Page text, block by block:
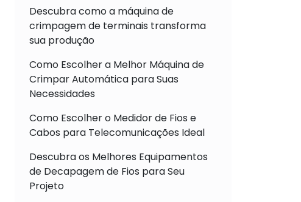
Descubra como a máquina de
crimpagem de terminais transforma
sua produção
Como Escolher a Melhor Máquina de
Crimpar Automática para Suas
Necessidades
Como Escolher o Medidor de Fios e
Cabos para Telecomunicações Ideal
Descubra os Melhores Equipamentos
de Decapagem de Fios para Seu
Projeto